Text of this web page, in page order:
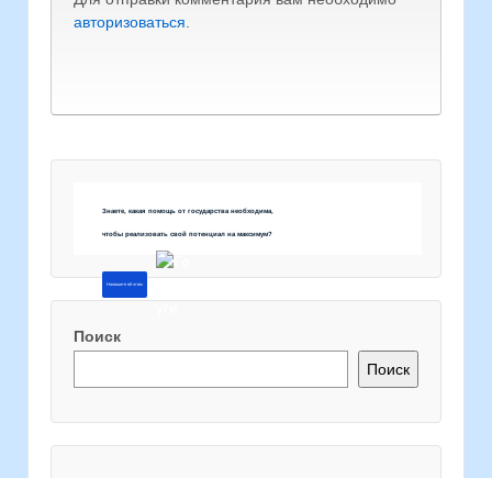
авторизоваться.
Знаете, какая помощь от государства необходима,
чтобы реализовать свой потенциал на максимум?
Напишите об этом
Поиск
Поиск